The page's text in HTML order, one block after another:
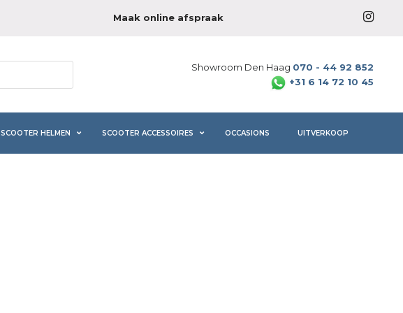
Maak online afspraak
Showroom Den Haag 070 - 44 92 852
+31 6 14 72 10 45
SCOOTER HELMEN SCOOTER ACCESSOIRES OCCASIONS UITVERKOOP